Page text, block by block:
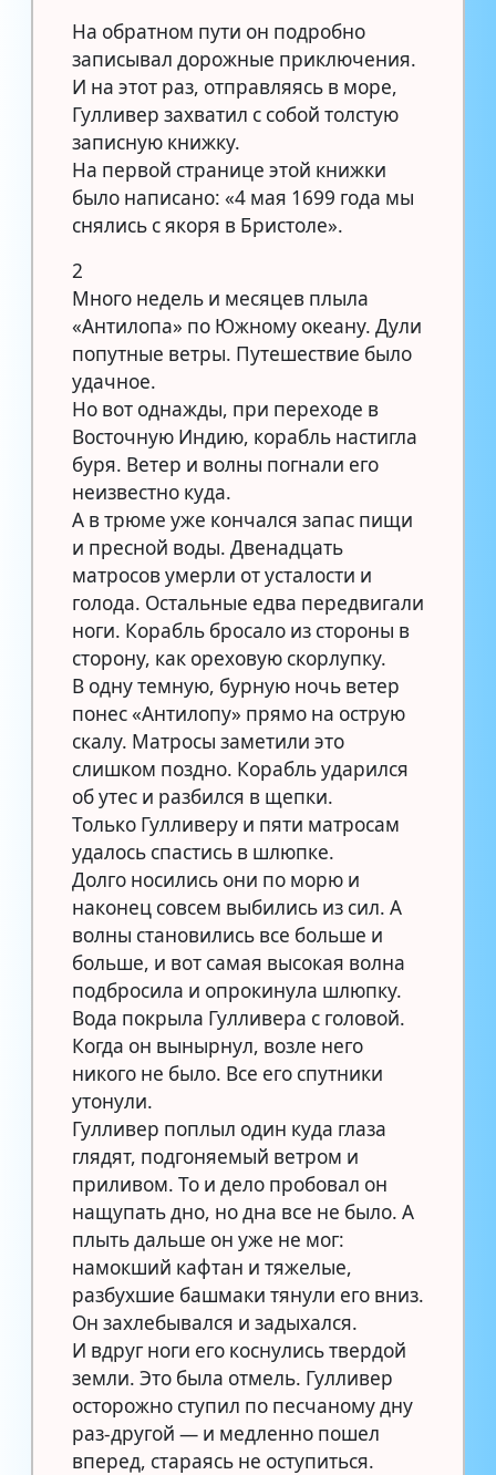
На обратном пути он подробно
записывал дорожные приключения.
И на этот раз, отправляясь в море,
Гулливер захватил с собой толстую
записную книжку.
На первой странице этой книжки
было написано: «4 мая 1699 года мы
снялись с якоря в Бристоле».
2
Много недель и месяцев плыла
«Антилопа» по Южному океану. Дули
попутные ветры. Путешествие было
удачное.
Но вот однажды, при переходе в
Восточную Индию, корабль настигла
буря. Ветер и волны погнали его
неизвестно куда.
А в трюме уже кончался запас пищи
и пресной воды. Двенадцать
матросов умерли от усталости и
голода. Остальные едва передвигали
ноги. Корабль бросало из стороны в
сторону, как ореховую скорлупку.
В одну темную, бурную ночь ветер
понес «Антилопу» прямо на острую
скалу. Матросы заметили это
слишком поздно. Корабль ударился
об утес и разбился в щепки.
Только Гулливеру и пяти матросам
удалось спастись в шлюпке.
Долго носились они по морю и
наконец совсем выбились из сил. А
волны становились все больше и
больше, и вот самая высокая волна
подбросила и опрокинула шлюпку.
Вода покрыла Гулливера с головой.
Когда он вынырнул, возле него
никого не было. Все его спутники
утонули.
Гулливер поплыл один куда глаза
глядят, подгоняемый ветром и
приливом. То и дело пробовал он
нащупать дно, но дна все не было. А
плыть дальше он уже не мог:
намокший кафтан и тяжелые,
разбухшие башмаки тянули его вниз.
Он захлебывался и задыхался.
И вдруг ноги его коснулись твердой
земли. Это была отмель. Гулливер
осторожно ступил по песчаному дну
раз-другой — и медленно пошел
вперед, стараясь не оступиться.